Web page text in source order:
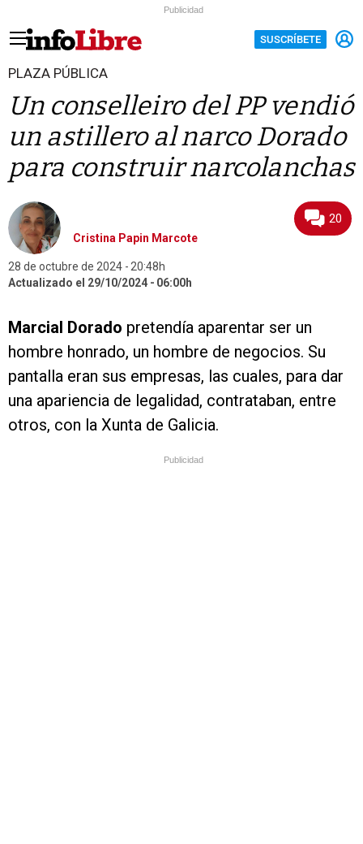
Publicidad
SUSCRÍBETE
PLAZA PÚBLICA
Un conselleiro del PP vendió
un astillero al narco Dorado
para construir narcolanchas
Cristina Papin Marcote
28 de octubre de 2024
20:48h
Actualizado el 29/10/2024
06:00h
20
Marcial Dorado pretendía aparentar ser un
hombre honrado, un hombre de negocios. Su
pantalla eran sus empresas, las cuales, para dar
una apariencia de legalidad, contrataban, entre
otros, con la Xunta de Galicia.
Publicidad